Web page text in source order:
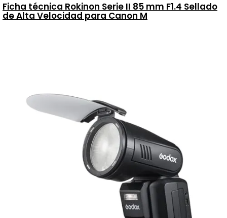
Ficha técnica Rokinon Serie II 85 mm F1.4 Sellado
de Alta Velocidad para Canon M